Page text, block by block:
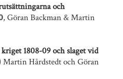
och
, Göran Backman & Martin
1808-09 och slaget vid
Martin Hårdstedt och Göran